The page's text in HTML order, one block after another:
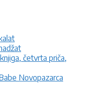
četvrta priča,
Novopazarca